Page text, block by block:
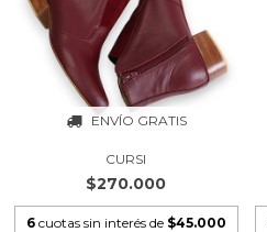
ENVÍO GRATIS
CURSI
$270.000
6 cuotas sin interés de $45.000